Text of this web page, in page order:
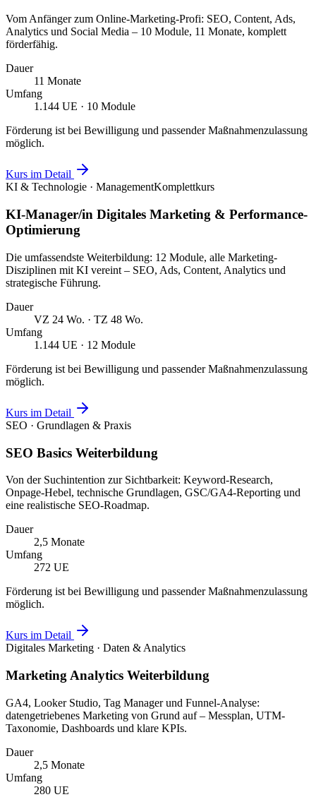
Vom Anfänger zum Online-Marketing-Profi: SEO, Content, Ads,
Analytics und Social Media – 10 Module, 11 Monate, komplett
förderfähig.
Dauer
11 Monate
Umfang
1.144 UE · 10 Module
Förderung ist bei Bewilligung und passender Maßnahmenzulassung
möglich.
Kurs im Detail
KI & Technologie · ManagementKomplettkurs
KI-Manager/in Digitales Marketing & Performance-
Optimierung
Die umfassendste Weiterbildung: 12 Module, alle Marketing-
Disziplinen mit KI vereint – SEO, Ads, Content, Analytics und
strategische Führung.
Dauer
VZ 24 Wo. · TZ 48 Wo.
Umfang
1.144 UE · 12 Module
Förderung ist bei Bewilligung und passender Maßnahmenzulassung
möglich.
Kurs im Detail
SEO · Grundlagen & Praxis
SEO Basics Weiterbildung
Von der Suchintention zur Sichtbarkeit: Keyword-Research,
Onpage-Hebel, technische Grundlagen, GSC/GA4-Reporting und
eine realistische SEO-Roadmap.
Dauer
2,5 Monate
Umfang
272 UE
Förderung ist bei Bewilligung und passender Maßnahmenzulassung
möglich.
Kurs im Detail
Digitales Marketing · Daten & Analytics
Marketing Analytics Weiterbildung
GA4, Looker Studio, Tag Manager und Funnel-Analyse:
datengetriebenes Marketing von Grund auf – Messplan, UTM-
Taxonomie, Dashboards und klare KPIs.
Dauer
2,5 Monate
Umfang
280 UE